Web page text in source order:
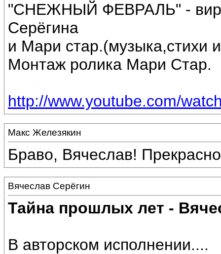
"СНЕЖНЫЙ ФЕВРАЛЬ" -
Серёгина
и Мари стар.(музыка,стихи
Монтаж ролика Мари Стар.
http://www.youtube.com/
Макс Железякин
Браво, Вячеслав!
Вячеслав Серёгин
Тайна прошлых лет -
В авторском исполнении....